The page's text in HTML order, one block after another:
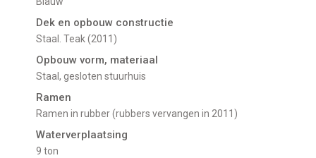
Dek en opbouw constructie
Staal. Teak (2011)
Opbouw vorm, materiaal
Staal, gesloten stuurhuis
Ramen
Ramen in rubber (rubbers vervangen in 2011)
Waterverplaatsing
9 ton